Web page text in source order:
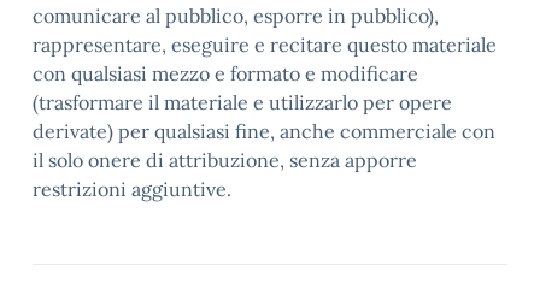
comunicare al pubblico, esporre in pubblico),
rappresentare, eseguire e recitare questo materiale
con qualsiasi mezzo e formato e modificare
(trasformare il materiale e utilizzarlo per opere
derivate) per qualsiasi fine, anche commerciale con
il solo onere di attribuzione, senza apporre
restrizioni aggiuntive.